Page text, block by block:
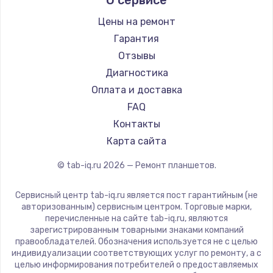
Заказать
Ремонт разъема питания
1330 руб.
Заказать
Замена видеокарты
2100 руб.
Заказать
3000 руб.
Заказать
Замена материнской платы
BlackView
Amazon
Aquarius
Philips
Dell
HP
Getac
ZTE
CHUWI
Цены на ремонт
Гарантия
Отзывы
Диагностика
Оплата и доставка
FAQ
Контакты
Карта сайта
© tab-iq.ru 2026 — Ремонт планшетов.
Сервисный центр tab-iq.ru является пост гарантийным (не
авторизованным) сервисным центром. Торговые марки,
перечисленные на сайте tab-iq.ru, являются
зарегистрированным товарными знаками компаний
правообладателей. Обозначения используется не с целью
индивидуализации соответствующих услуг по ремонту, а с
целью информирования потребителей о предоставляемых